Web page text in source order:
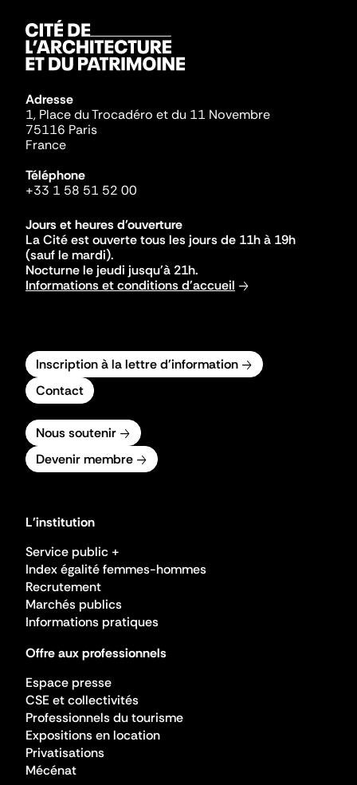
Adresse
1, Place du Trocadéro et du 11 Novembre
75116 Paris
France
Téléphone
+33 1 58 51 52 00
Jours et heures d'ouverture
La Cité est ouverte tous les jours de 11h à 19h
(sauf le mardi).
Nocturne le jeudi jusqu'à 21h.
Informations et conditions d'accueil
Inscription à la lettre d'information
Contact
Nous soutenir
Devenir membre
L'institution
Service public +
Index égalité femmes-hommes
Recrutement
Marchés publics
Informations pratiques
Offre aux professionnels
Espace presse
CSE et collectivités
Professionnels du tourisme
Expositions en location
Privatisations
Mécénat